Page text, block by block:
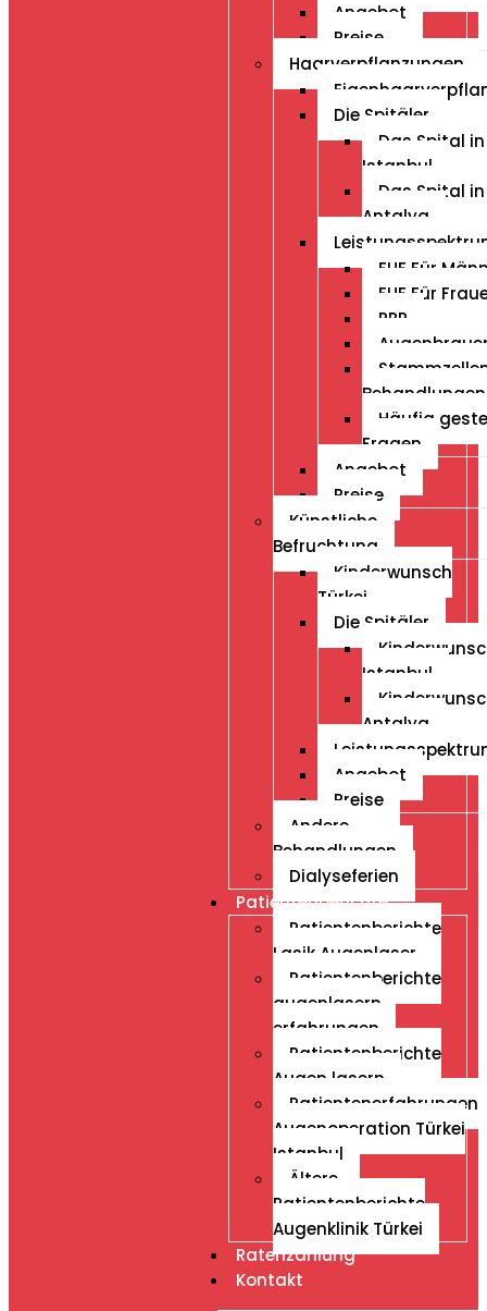
Angebot
Preise
Haarverpflanzungen
Die Spitäler
Das Spital in
Istanbul
Das Spital in
Antalya
FUE Für
FUE Für
PRP
Behandlungen
Häufig
Fragen
Angebot
Preise
Künstliche
Befruchtung
Kinderwunsch
Türkei
Die Spitäler
Istanbul
Antalya
Angebot
Preise
Andere
Behandlungen
Dialyseferien
Patientenberichte
Patientenberichte
Lasik Augenlaser
Patientenberichte
augenlasern
erfahrungen
Patientenberichte
Augen lasern
Patientenerfahrungen
Augenoperation Türkei
Istanbul
Ältere
Patientenberichte
Augenklinik Türkei
Ratenzahlung
Kontakt